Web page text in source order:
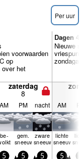
Per uur
voorwaarden
op
het
Dagen
Nieuwe
vriespunt
zaterdag
8
AM PM nacht AM
be­ gem.
sneeuw
zware
sneeuw
lichte
sneeuw
5 5 5 5